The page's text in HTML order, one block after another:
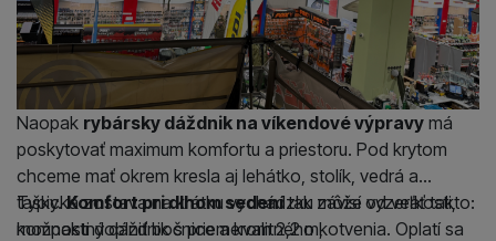
Naopak rybársky dáždnik na víkendové výpravy má
poskytovať maximum komfortu a priestoru. Pod krytom
chceme mať okrem kresla aj lehátko, stolík, vedrá a
tašky.Komfort pri dlhom sedenítak závisí od veľkosti,
možnosti doplniť bočnice a kvalitného kotvenia. Oplatí sa
Typická zostava na krátku vychádzku môže vyzerať takto:
kompaktný dáždnik s priemerom 2,2 m,